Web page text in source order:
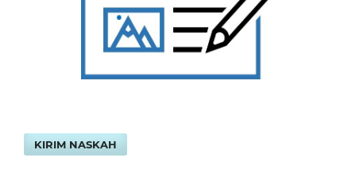
KIRIM NASKAH